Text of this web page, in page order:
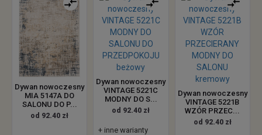
Dywan nowoczesny
MIA 5147A DO
SALONU DO P...
od 92.40 zł
Dywan nowoczesny
VINTAGE 5221C
MODNY DO S...
od 92.40 zł
+ inne warianty
Dywan nowoczesny
VINTAGE 5221B
WZÓR PRZEC...
od 92.40 zł